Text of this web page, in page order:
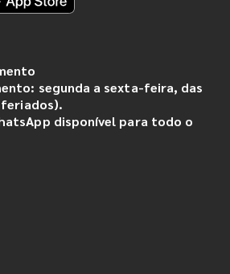
segunda a sexta-feira, das
feriados).
disponível para todo o